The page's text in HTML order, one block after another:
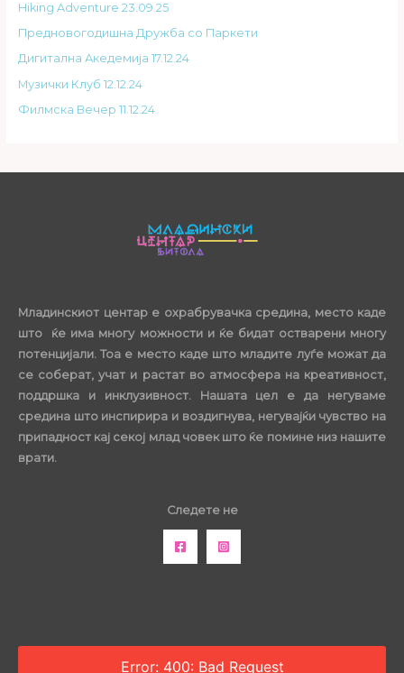
Hiking Adventure 23.09.25
Предновогодишна Дружба со Паркети
Дигитална Акедемија 17.12.24
Музички Клуб 12.12.24
Филмска Вечер 11.12.24
Младинскиот центар е охрабрувачка средина, место каде
што ќе има многу можности и ќе бидат остварени многу
потенцијали. Тоа е место каде што младите луѓе можат да
се соберат, учат и растат во атмосфера на креативност,
поддршка и инклузивност. Нашата цел е да негуваме
средина што инспирира и воздигнува, негувајќи чувство на
припадност кај секој млад човек што ќе помине низ нашите
врати.
Следете не
Error: 400: Bad Request